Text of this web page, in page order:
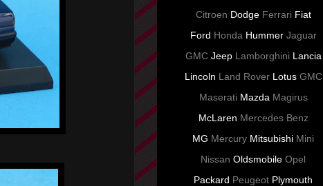
Citroen Dodge Ferrari Fiat
Ford Honda Hummer Jaguar
GMC Jeep Lamborghini Lancia
Lincoln Land Rover Lotus GMC
Maserati Mazda Magirus
McLaren Mercedes Benz
MG Mercury Mitsubishi Mini
Nissan Oldsmobile Opel
Packard Peugeot Plymouth